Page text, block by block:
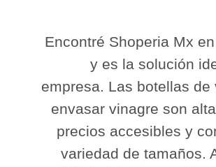
Encontré Shoperia Mx
y es la solución
empresa. Las botellas de
envasar vinagre son
precios accesibles y
variedad de tamaños.